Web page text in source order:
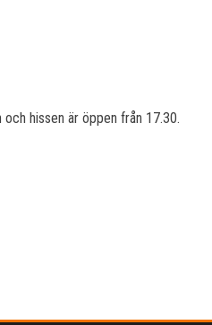
hissen är öppen från 17.30.